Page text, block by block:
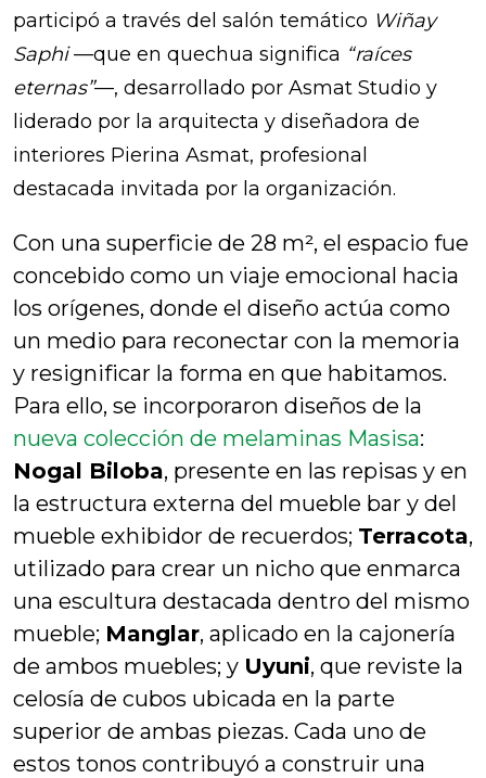
participó a través del salón temático Wiñay
Saphi—que en quechua significa “raíces
eternas”—, desarrollado por Asmat Studio y
liderado por la arquitecta y diseñadora de
interiores Pierina Asmat, profesional
destacada invitada por la organización.
Con una superficie de 28 m², el espacio fue
concebido como un viaje emocional hacia
los orígenes, donde el diseño actúa como
un medio para reconectar con la memoria
y resignificar la forma en que habitamos.
Para ello, se incorporaron diseños de la
nueva colección de melaminas Masisa:
Nogal Biloba, presente en las repisas y en
la estructura externa del mueble bar y del
mueble exhibidor de recuerdos; Terracota,
utilizado para crear un nicho que enmarca
una escultura destacada dentro del mismo
mueble; Manglar, aplicado en la cajonería
de ambos muebles; y Uyuni, que reviste la
celosía de cubos ubicada en la parte
superior de ambas piezas. Cada uno de
estos tonos contribuyó a construir una